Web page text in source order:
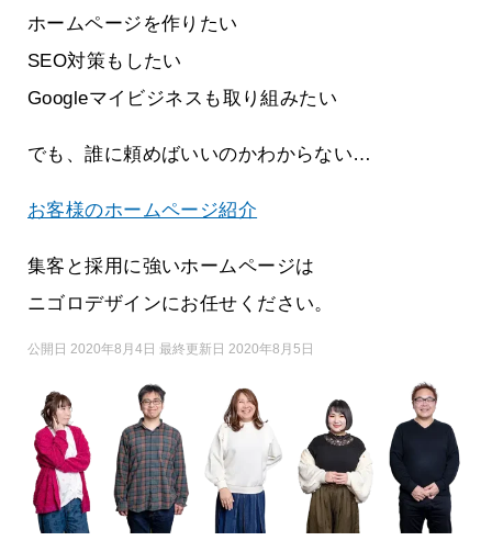
ホームページを作りたい
SEO対策もしたい
Googleマイビジネスも取り組みたい
でも、誰に頼めばいいのかわからない…
お客様のホームページ紹介
集客と採用に強いホームページは
ニゴロデザインにお任せください。
公開日 2020年8月4日 最終更新日 2020年8月5日